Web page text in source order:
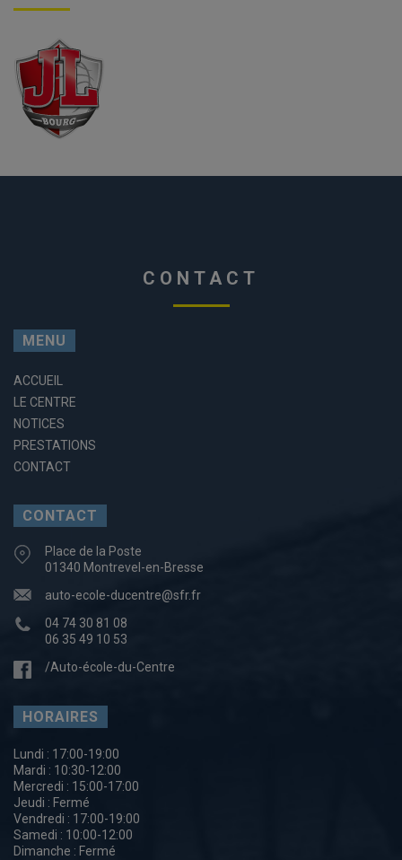
CONTACT
MENU
ACCUEIL
LE CENTRE
NOTICES
PRESTATIONS
CONTACT
CONTACT
Place de la Poste
01340 Montrevel-en-Bresse
auto-ecole-ducentre@sfr.fr
04 74 30 81 08
06 35 49 10 53
/Auto-école-du-Centre
HORAIRES
Lundi : 17:00-19:00
Mardi : 10:30-12:00
Mercredi : 15:00-17:00
Jeudi : Fermé
Vendredi : 17:00-19:00
Samedi : 10:00-12:00
Dimanche : Fermé